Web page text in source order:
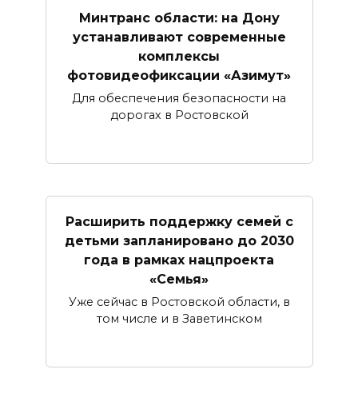
Минтранс области: на Дону
устанавливают современные
комплексы
фотовидеофиксации «Азимут»
Для обеспечения безопасности на
дорогах в Ростовской
Расширить поддержку семей с
детьми запланировано до 2030
года в рамках нацпроекта
«Семья»
Уже сейчас в Ростовской области, в
том числе и в Заветинском